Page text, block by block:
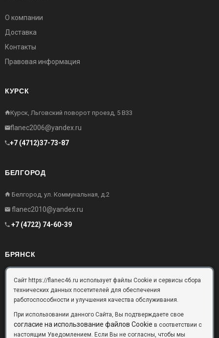
О компании
Доставка
Контакты
Правовая информация
КУРСК
Курск, Льговский поворот проезд, 5 В33
flanec2006@yandex.ru
+7 (4712)37-73-87
БЕЛГОРОД
Белгород, ул. Коммунальная, д.2
flanec2010@yandex.ru
+7 (4722) 74-60-39
БРЯНСК
Брянск, Московский проезд, д.10, офис 3
flanec32@yandex.ru
Сайт https://flanec46.ru использует файлы Cookie и сервисы сбора
технических данных посетителей для обеспечения
работоспособности и улучшения качества обслуживания.
При использовании данного Сайта, Вы подтверждаете свое
согласие на использование файлов Cookie в соответствии с
настоящим Уведомлением. Если Вы не согласны, чтобы мы